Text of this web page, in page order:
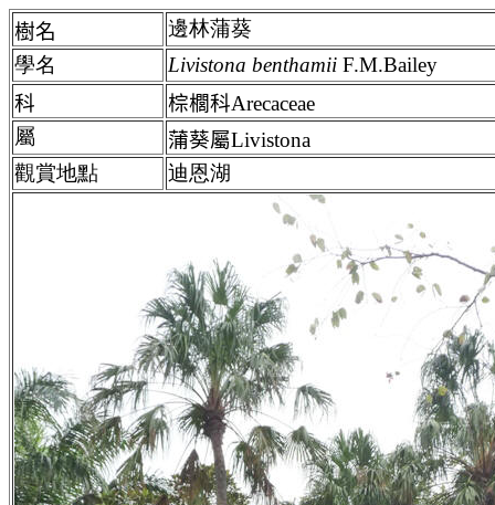
樹名
邊林蒲葵
學名
Livistona benthamii F.M.Bailey
科
棕櫚科Arecaceae
屬
蒲葵屬Livistona
觀賞地點
迪恩湖